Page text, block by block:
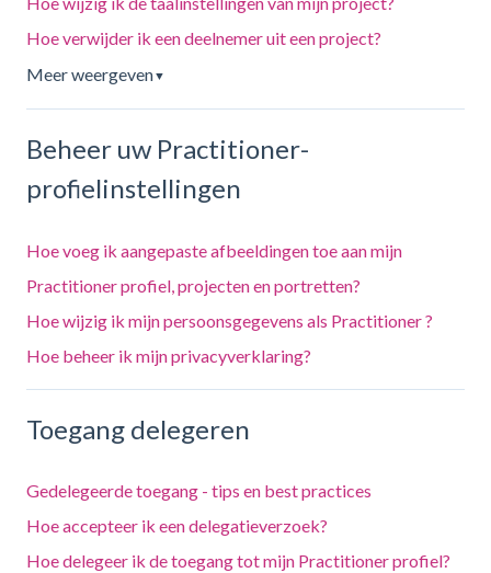
Hoe verwijder ik een deelnemer uit een project?
Meer weergeven▼
Beheer uw Practitioner-
profielinstellingen
Hoe voeg ik aangepaste afbeeldingen toe aan mijn
Practitioner profiel, projecten en portretten?
Hoe wijzig ik mijn persoonsgegevens als Practitioner ?
Hoe beheer ik mijn privacyverklaring?
Toegang delegeren
Gedelegeerde toegang - tips en best practices
Hoe accepteer ik een delegatieverzoek?
Hoe delegeer ik de toegang tot mijn Practitioner profiel?